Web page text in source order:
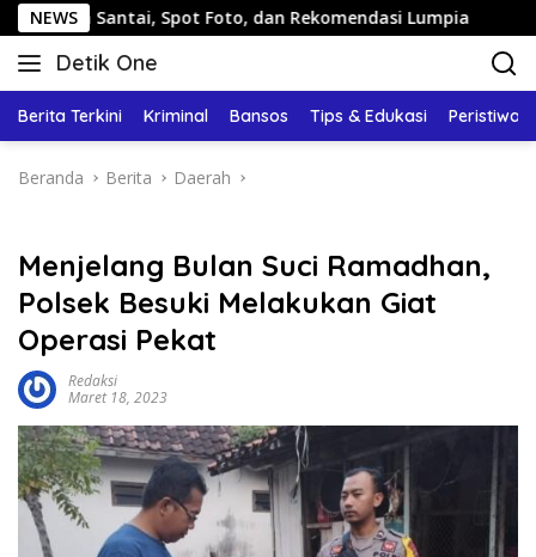
Langsung
ke
konten
NEWS
Spot Foto, dan Rekomendasi Lumpia Panduan
Detik One
Tajam
Fakta
Berita Terkini Kriminal Bansos Tips & Edukasi Peristiwa
Beranda Berita Daerah
Menjelang Bulan Suci Ramadhan,
Polsek Besuki Melakukan Giat
Operasi Pekat
Redaksi
Maret 18, 2023